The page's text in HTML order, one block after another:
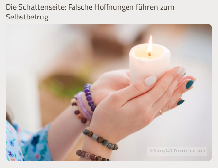
Die Schattenseite: Falsche Hoffnungen führen zum
Selbstbetrug
© Sonelly745 | Dreamstime.com